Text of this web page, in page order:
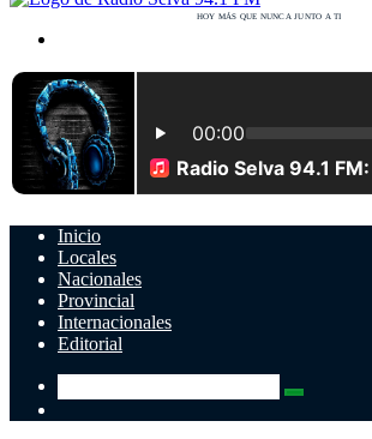
Inicio
Locales
Nacionales
Provincial
Internacionales
Editorial
Buscar
por